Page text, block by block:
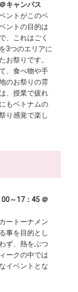
キャンパス
ントがこのベ
ントの目的は
、これはごく
3つのエリアに
お祭りです。
、食べ物や手
のお祭りの雰
、授業で疲れ
もベトナムの
り感覚で楽し
00～17：45 ＠
ートーナメン
事を目的とし
ず、熱をぶつ
ークの中では
イベントとな